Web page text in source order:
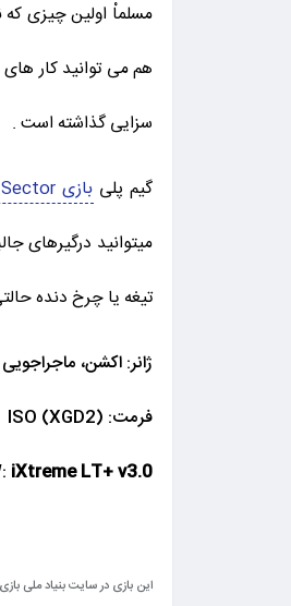
مسلماْ اولین چیزی
هم می توانید کار
سزایی گذاشته است .
گیم پلی بازی Dark Sector
میتوانید درگیرهای
تیغه یا چرخ دنده
ژانر: اکشن، ماجراجویی
فرمت: (ISO (XGD2
iXtreme LT+ v3.0
این بازی در سایت بنیاد ملی